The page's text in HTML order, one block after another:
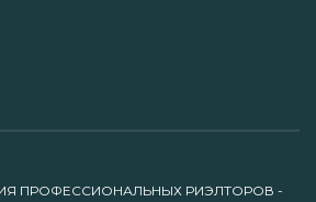
ПРОФЕССИОНАЛЬНЫХ РИЭЛТОРОВ -